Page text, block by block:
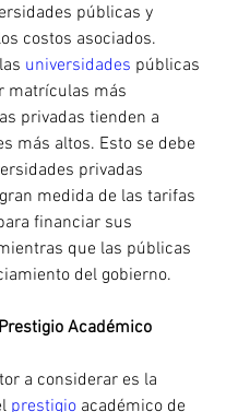
públicas y
costos asociados.
universidades públicas
matrículas más
privadas tienden a
más altos. Esto se debe
privadas
medida de las tarifas
financiar sus
que las públicas
del gobierno.
Académico
prestigio académico de